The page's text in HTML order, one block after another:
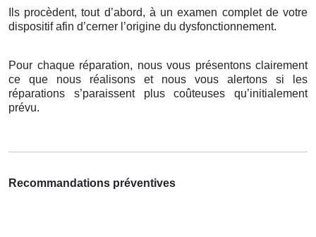
Ils procèdent, tout d’abord, à un examen complet de votre
dispositif afin d’cerner l’origine du dysfonctionnement.
Pour chaque réparation, nous vous présentons clairement
ce que nous réalisons et nous vous alertons si les
réparations s’paraissent plus coûteuses qu’initialement
prévu.
Recommandations préventives